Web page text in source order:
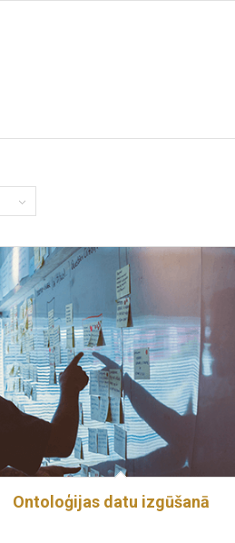
Ontoloģijas datu izgūšanā